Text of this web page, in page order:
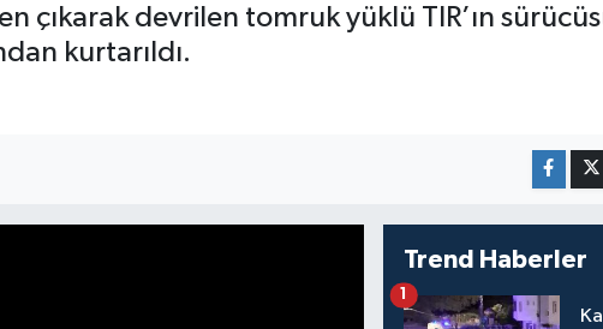
devrilen tomruk yüklü TIR’ın sürücüsü
kurtarıldı.
Trend Haberler
1